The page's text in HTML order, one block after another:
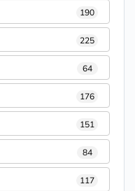
190
225
64
176
151
84
117